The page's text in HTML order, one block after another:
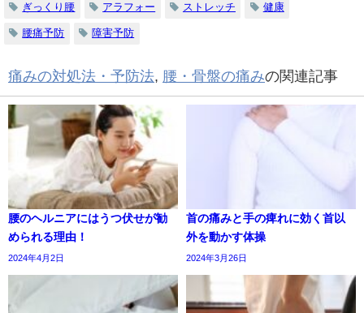
ぎっくり腰 アラフォー ストレッチ 健康
腰痛予防 障害予防
痛みの対処法・予防法, 腰・骨盤の痛みの関連記事
腰のヘルニアにはうつ伏せが勧
められる理由！
2024年4月2日
首の痛みと手の痺れに効く首以
外を動かす体操
2024年3月26日